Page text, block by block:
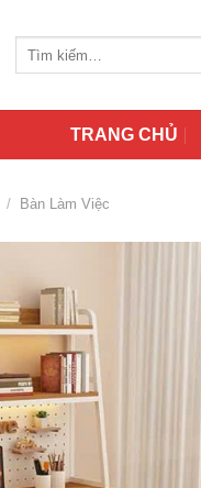
TRANG CHỦ
/ Bàn Làm Việc